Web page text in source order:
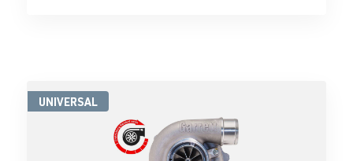
UNIVERSAL